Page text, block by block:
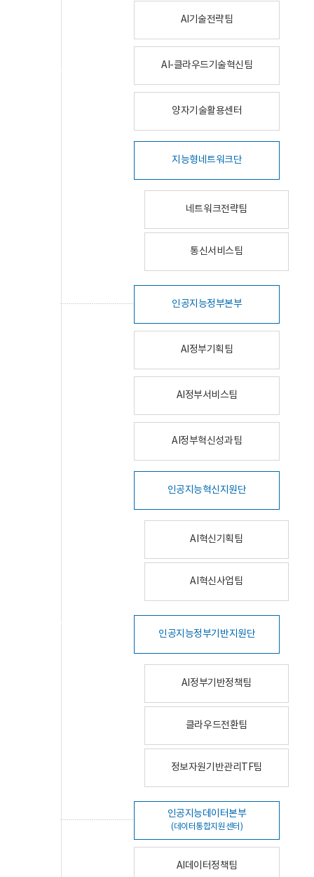
AI기술전략팀
AI-클라우드기술혁신팀
양자기술활용센터
지능형네트워크단
네트워크전략팀
통신서비스팀
인공지능정부본부
AI정부기획팀
AI정부서비스팀
AI정부혁신성과팀
인공지능혁신지원단
AI혁신기획팀
AI혁신사업팀
인공지능정부기반지원단
AI정부기반정책팀
클라우드전환팀
정보자원기반관리TF팀
인공지능데이터본부
(데이터통합지원센터)
AI데이터정책팀